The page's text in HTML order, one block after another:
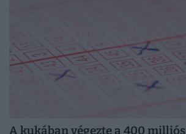
A kukában végezte a 400 milliós